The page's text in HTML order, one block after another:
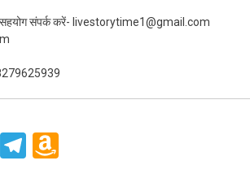
सहयोग संपर्क करें- livestorytime1@gmail.com
LinkedIn
Telegram